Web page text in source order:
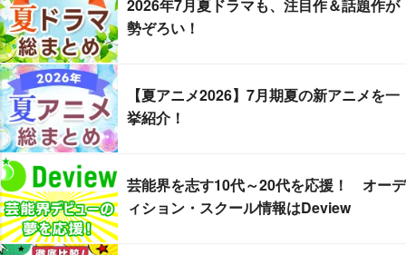
2026年7月夏ドラマも、注目作＆話題作が
勢ぞろい！
【夏アニメ2026】7月期夏の新アニメを一
挙紹介！
芸能界を志す10代～20代を応援！ オーデ
ィション・スクール情報はDeview